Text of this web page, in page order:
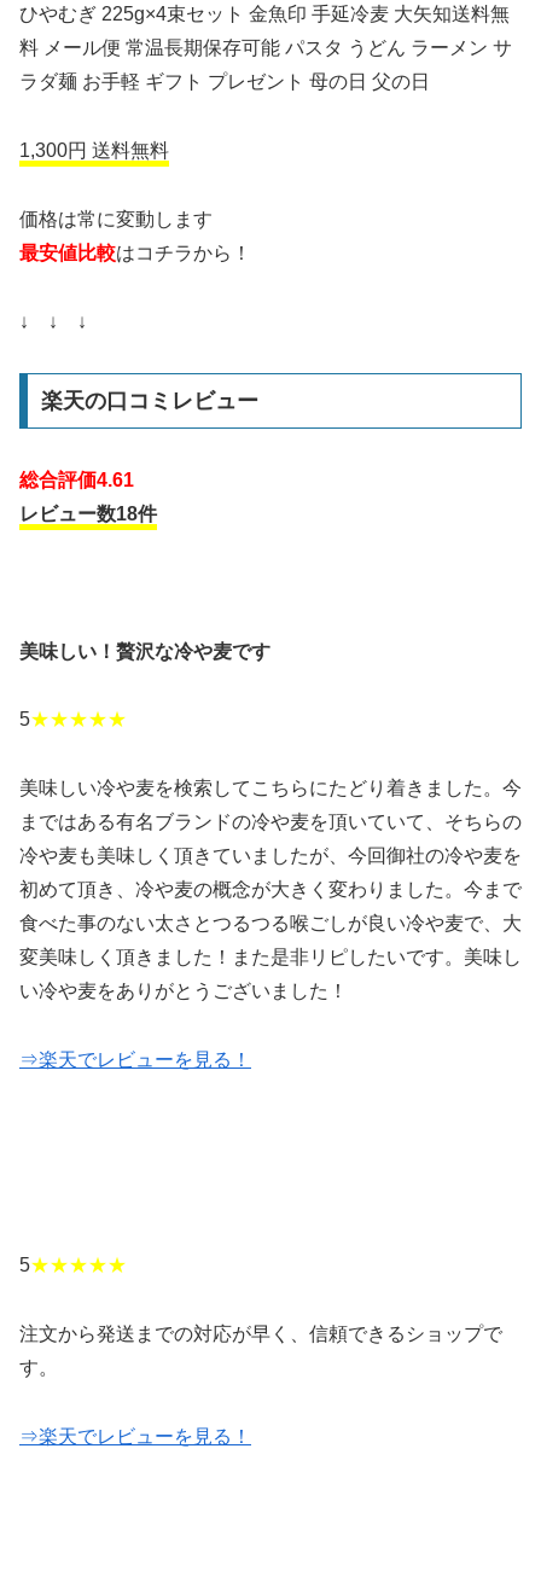
ひやむぎ 225g×4束セット 金魚印 手延冷麦 大矢知送料無
料 メール便 常温長期保存可能 パスタ うどん ラーメン サ
ラダ麺 お手軽 ギフト プレゼント 母の日 父の日
1,300円 送料無料
価格は常に変動します
最安値比較はコチラから！
↓ ↓ ↓
楽天の口コミレビュー
総合評価4.61
レビュー数18件
美味しい！贅沢な冷や麦です
5★★★★★
美味しい冷や麦を検索してこちらにたどり着きました。今
まではある有名ブランドの冷や麦を頂いていて、そちらの
冷や麦も美味しく頂きていましたが、今回御社の冷や麦を
初めて頂き、冷や麦の概念が大きく変わりました。今まで
食べた事のない太さとつるつる喉ごしが良い冷や麦で、大
変美味しく頂きました！また是非リピしたいです。美味し
い冷や麦をありがとうございました！
⇒楽天でレビューを見る！
5★★★★★
注文から発送までの対応が早く、信頼できるショップで
す。
⇒楽天でレビューを見る！